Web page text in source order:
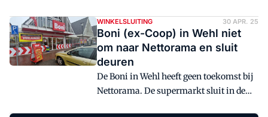
helemaal van de dam. Met name in de
omgebouwde Boni-winkels verzuipt de
klant in een heuse aanbiedingenlawine.
Distrifood maakte een rondje langs
verschillende Nettorama-filialen,
analyseerde het actiebeleid, en ziet het
WINKELSLUITING 30 APR. 25
Boni (ex-Coop) in Wehl niet
om naar Nettorama en sluit
deuren
De Boni in Wehl heeft geen toekomst bij
Nettorama. De supermarkt sluit in de